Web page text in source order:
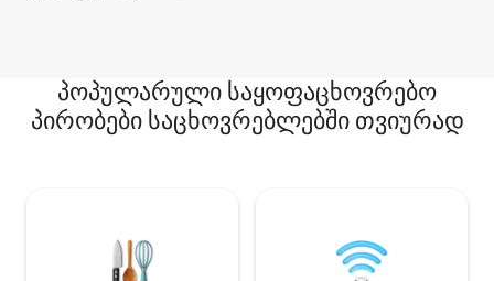
პოპულარული საყოფაცხოვრებო
პირობები საცხოვრებლებში თვიურად